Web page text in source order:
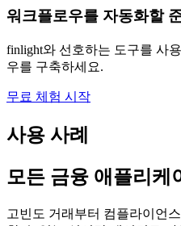
워크플로우를 자동화할
finlight와 선호하는 도구를 사
우를 구축하세요.
무료 체험 시작
사용 사례
모든 금융 애플리케
고빈도 거래부터 컴플라이언